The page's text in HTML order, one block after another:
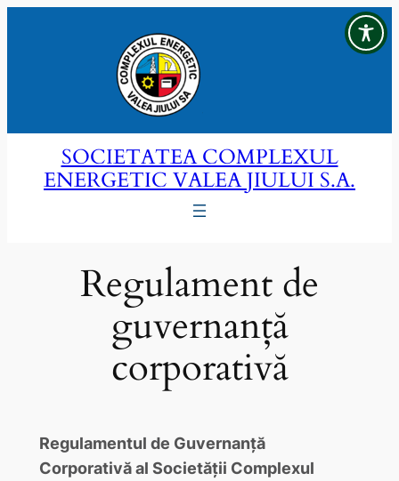
SOCIETATEA COMPLEXUL
ENERGETIC VALEA JIULUI S.A.
Regulament de
guvernanță
corporativă
Regulamentul de Guvernanţă
Corporativă al Societății Complexul